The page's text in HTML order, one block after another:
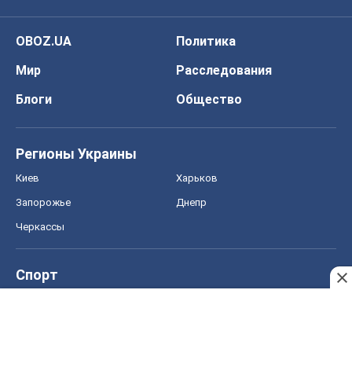
OBOZ.UA
Политика
Мир
Расследования
Блоги
Общество
Регионы Украины
Киев Харьков
Запорожье Днепр
Черкассы
Спорт